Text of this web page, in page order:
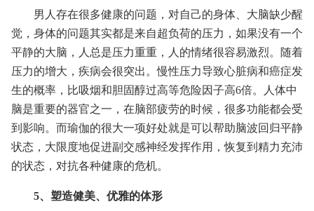
男人存在很多健康的问题，对自己的身体、大脑缺少醒
觉，身体的问题其实都是来自超负荷的压力，如果没有一个
平静的大脑，人总是压力重重，人的情绪很容易激烈。随着
压力的增大，疾病会很突出。慢性压力导致心脏病和癌症发
生的概率，比吸烟和胆固醇过高等危险因子高6倍。人体中
脑是重要的器官之一，在脑部疲劳的时候，很多功能都会受
到影响。而瑜伽的很大一项好处就是可以帮助脑波回归平静
状态，大限度地促进副交感神经发挥作用，恢复到精力充沛
的状态，对抗各种健康的危机。
5、塑造健美、优雅的体形